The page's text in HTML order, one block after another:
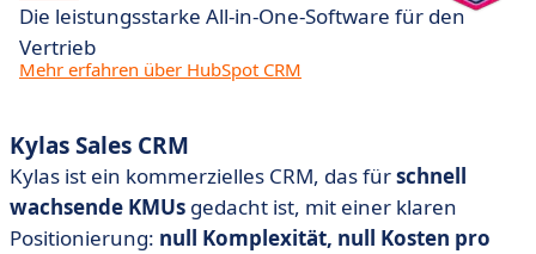
Die leistungsstarke All-in-One-Software für den
Vertrieb
Mehr erfahren über HubSpot CRM
Kylas Sales CRM
Kylas ist ein kommerzielles CRM, das fürschnell
wachsende KMUs gedacht ist, mit einer klaren
Positionierung: null Komplexität, null Kosten pro